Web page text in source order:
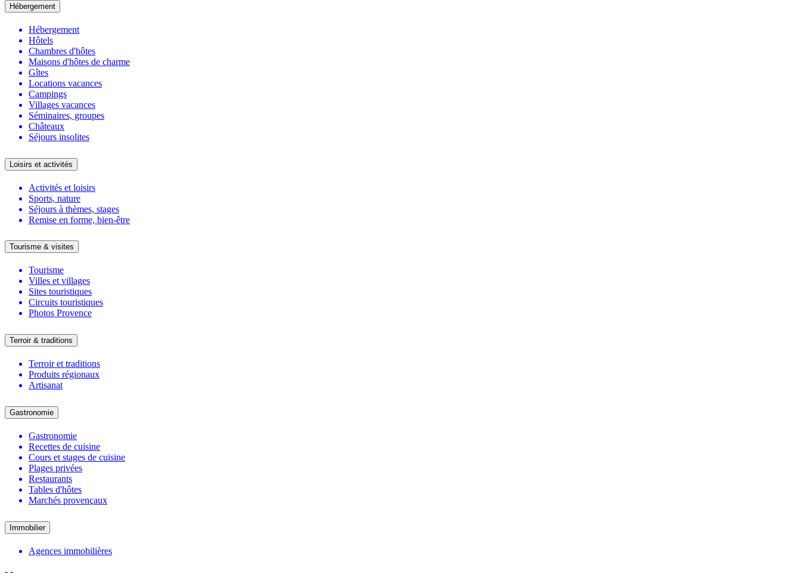
Hébergement
Hébergement
Hôtels
Chambres d'hôtes
Maisons d'hôtes de charme
Gîtes
Locations vacances
Campings
Villages vacances
Séminaires, groupes
Châteaux
Séjours insolites
Loisirs et activités
Activités et loisirs
Sports, nature
Séjours à thèmes, stages
Remise en forme, bien-être
Tourisme & visites
Tourisme
Villes et villages
Sites touristiques
Circuits touristiques
Photos Provence
Terroir & traditions
Terroir et traditions
Produits régionaux
Artisanat
Gastronomie
Gastronomie
Recettes de cuisine
Cours et stages de cuisine
Plages privées
Restaurants
Tables d'hôtes
Marchés provençaux
Immobilier
Agences immobilières
- -